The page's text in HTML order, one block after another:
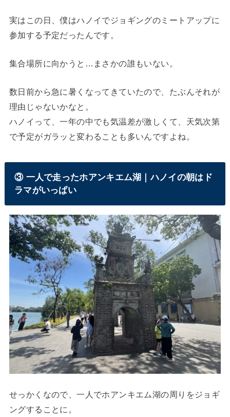
実はこの日、僕はハノイでジョギングのミートアップに
参加する予定だったんです。
集合場所に向かうと…まさかの誰もいない。
数日前から急に暑くなってきていたので、たぶんそれが
理由じゃないかなと。
ハノイって、一年の中でも気温差が激しくて、天気次第
で予定がガラッと変わることも多いんですよね。
③ 一人で走ったホアンキエム湖｜ハノイの朝はド
ラマがいっぱい
せっかくなので、一人でホアンキエム湖の周りをジョギ
ングすることに。